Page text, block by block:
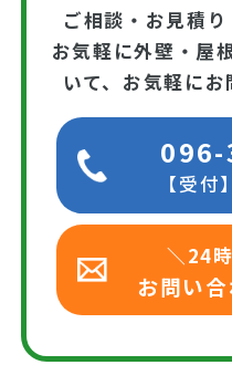
ご相談・お見積り
お気軽に外壁・屋
いて、お気軽にお
【受
＼24
お問い